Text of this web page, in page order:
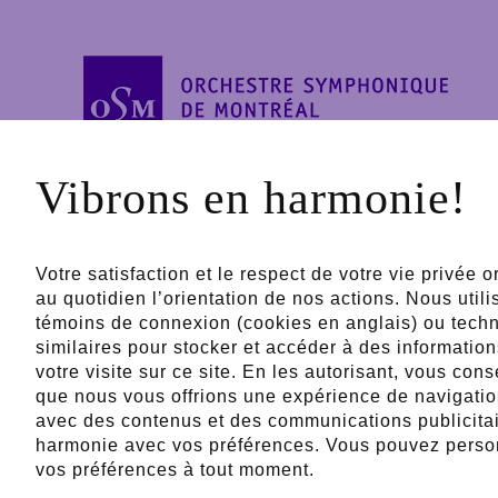
Vibrons en harmonie!
Votre satisfaction et le respect de votre vie privée
au quotidien l’orientation de nos actions. Nous
témoins de connexion (cookies en anglais) ou
similaires pour stocker et accéder à des
votre visite sur ce site. En les autorisant, vous
que nous vous offrions une expérience de
avec des contenus et des communications
harmonie avec vos préférences. Vous pouvez
vos préférences à tout moment.
Propulsé par
Partenaires publics